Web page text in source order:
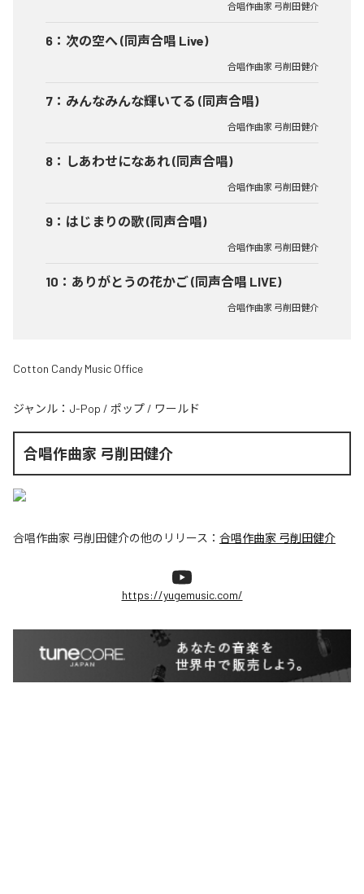
合唱作曲家 弓削田健介
6 ： 次の空へ (同声合唱 Live)
合唱作曲家 弓削田健介
7 ： みんなみんな輝いてる (同声合唱)
合唱作曲家 弓削田健介
8 ： しあわせになあれ (同声合唱)
合唱作曲家 弓削田健介
9 ： はじまりの歌 (同声合唱)
合唱作曲家 弓削田健介
10 ： ありがとうの花かご (同声合唱 LIVE)
合唱作曲家 弓削田健介
Cotton Candy Music Office
ジャンル： J-Pop / ポップ / ワールド
合唱作曲家 弓削田健介
合唱作曲家 弓削田健介の他のリリース： 合唱作曲家 弓削田健介
https://yugemusic.com/